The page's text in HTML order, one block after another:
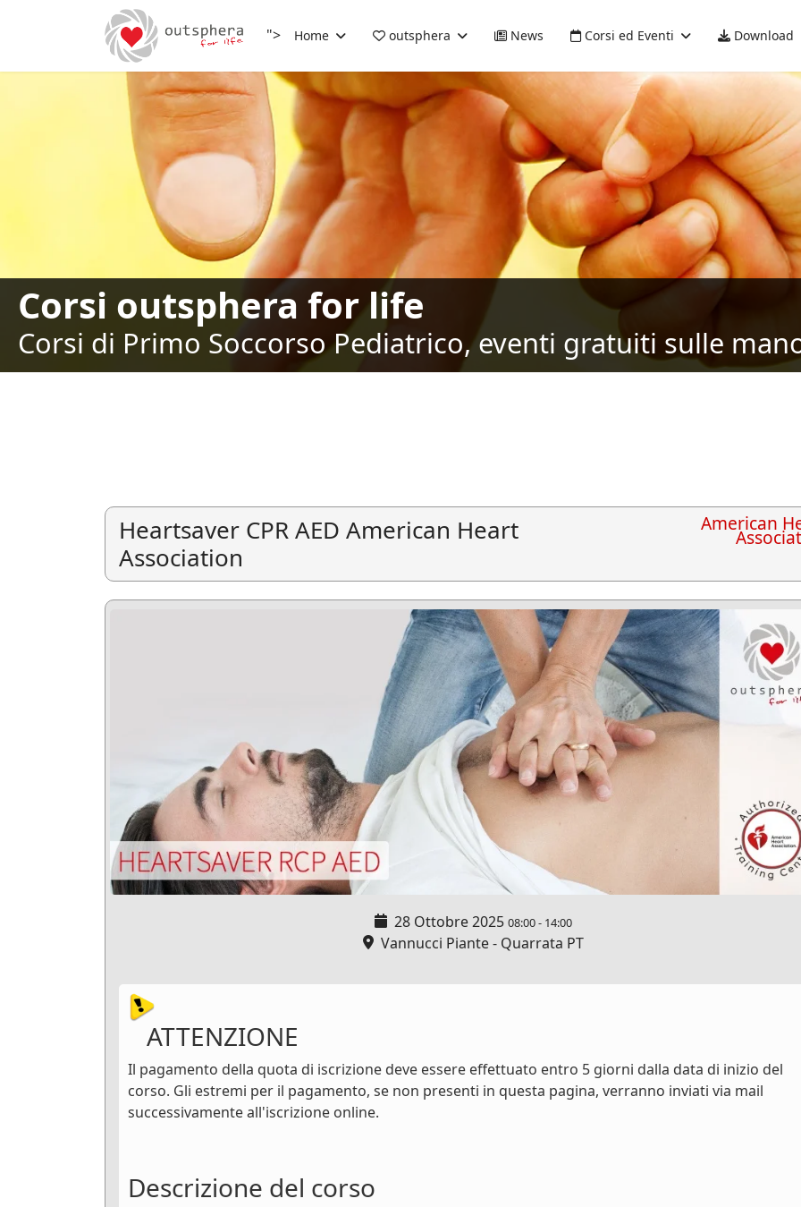
"> Home outsphera News Corsi ed Eventi Download
Corsi outsphera for life
Corsi di Primo Soccorso Pediatrico, eventi gratuiti sulle
Heartsaver CPR AED American Heart
Association
American
28 Ottobre 2025 08:00- 14:00
Vannucci Piante - Quarrata PT
ATTENZIONE
Il pagamento della quota di iscrizione deve essere effettuato entro 5 giorni dalla data di inizio del
corso. Gli estremi per il pagamento, se non presenti in questa pagina, verranno inviati via mail
successivamente all'iscrizione online.
Descrizione del corso